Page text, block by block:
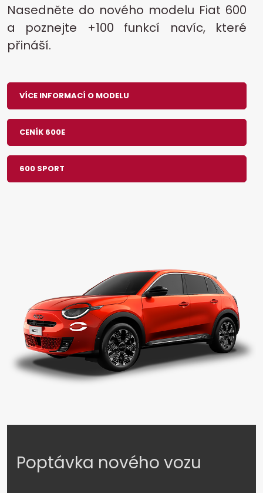
Nasedněte do nového modelu Fiat 600
a poznejte +100 funkcí navíc, které
přináší.
VÍCE INFORMACÍ O MODELU
CENÍK 600E
600 SPORT
Poptávka nového vozu